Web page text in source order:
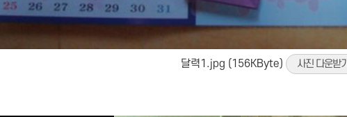
달력1.jpg (156KByte) 사진 다운받기